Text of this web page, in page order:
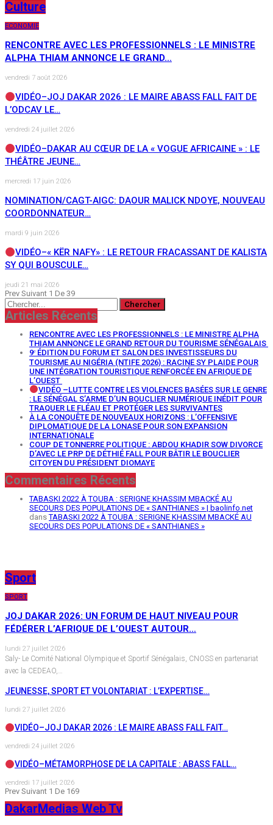
Culture
ECONOMIE
RENCONTRE AVEC LES PROFESSIONNELS : LE MINISTRE
ALPHA THIAM ANNONCE LE GRAND…
vendredi 7 août 2026
VIDÉO–JOJ DAKAR 2026 : LE MAIRE ABASS FALL FAIT DE
L’ODCAV LE…
vendredi 24 juillet 2026
VIDÉO–DAKAR AU CŒUR DE LA « VOGUE AFRICAINE » : LE
THÉÂTRE JEUNE…
mercredi 17 juin 2026
NOMINATION/CAGT-AIGC: DAOUR MALICK NDOYE, NOUVEAU
COORDONNATEUR…
mardi 9 juin 2026
VIDÉO–« KËR NAFY» : LE RETOUR FRACASSANT DE KALISTA
SY QUI BOUSCULE…
jeudi 21 mai 2026
Prev Suivant 1 De 39
Articles Récents
RENCONTRE AVEC LES PROFESSIONNELS : LE MINISTRE ALPHA
THIAM ANNONCE LE GRAND RETOUR DU TOURISME SÉNÉGALAIS
9ᵉ ÉDITION DU FORUM ET SALON DES INVESTISSEURS DU
TOURISME AU NIGÉRIA (NTIFE 2026) : RACINE SY PLAIDE POUR
UNE INTÉGRATION TOURISTIQUE RENFORCÉE EN AFRIQUE DE
L’OUEST
VIDÉO –LUTTE CONTRE LES VIOLENCES BASÉES SUR LE GENRE
: LE SÉNÉGAL S’ARME D’UN BOUCLIER NUMÉRIQUE INÉDIT POUR
TRAQUER LE FLÉAU ET PROTÉGER LES SURVIVANTES
À LA CONQUÊTE DE NOUVEAUX HORIZONS : L’OFFENSIVE
DIPLOMATIQUE DE LA LONASE POUR SON EXPANSION
INTERNATIONALE
COUP DE TONNERRE POLITIQUE : ABDOU KHADIR SOW DIVORCE
D’AVEC LE PRP DE DÉTHIÉ FALL POUR BÂTIR LE BOUCLIER
CITOYEN DU PRÉSIDENT DIOMAYE
Commentaires Récents
TABASKI 2022 À TOUBA : SERIGNE KHASSIM MBACKÉ AU
SECOURS DES POPULATIONS DE « SANTHIANES » | baolinfo.net
dansTABASKI 2022 À TOUBA : SERIGNE KHASSIM MBACKÉ AU
SECOURS DES POPULATIONS DE « SANTHIANES »
Sport
SPORT
JOJ DAKAR 2026: UN FORUM DE HAUT NIVEAU POUR
FÉDÉRER L’AFRIQUE DE L’OUEST AUTOUR…
lundi 27 juillet 2026
Saly- Le Comité National Olympique et Sportif Sénégalais, CNOSS en partenariat
avec la CEDEAO,…
JEUNESSE, SPORT ET VOLONTARIAT : L’EXPERTISE…
lundi 27 juillet 2026
VIDÉO–JOJ DAKAR 2026 : LE MAIRE ABASS FALL FAIT…
vendredi 24 juillet 2026
VIDÉO–MÉTAMORPHOSE DE LA CAPITALE : ABASS FALL…
vendredi 17 juillet 2026
Prev Suivant 1 De 169
DakarMedias Web Tv